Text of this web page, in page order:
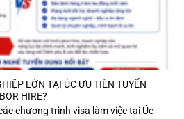
LỚN TẠI ÚC ƯU TIÊN TUYỂN
HIRE?
chương trình visa làm việc tại Úc